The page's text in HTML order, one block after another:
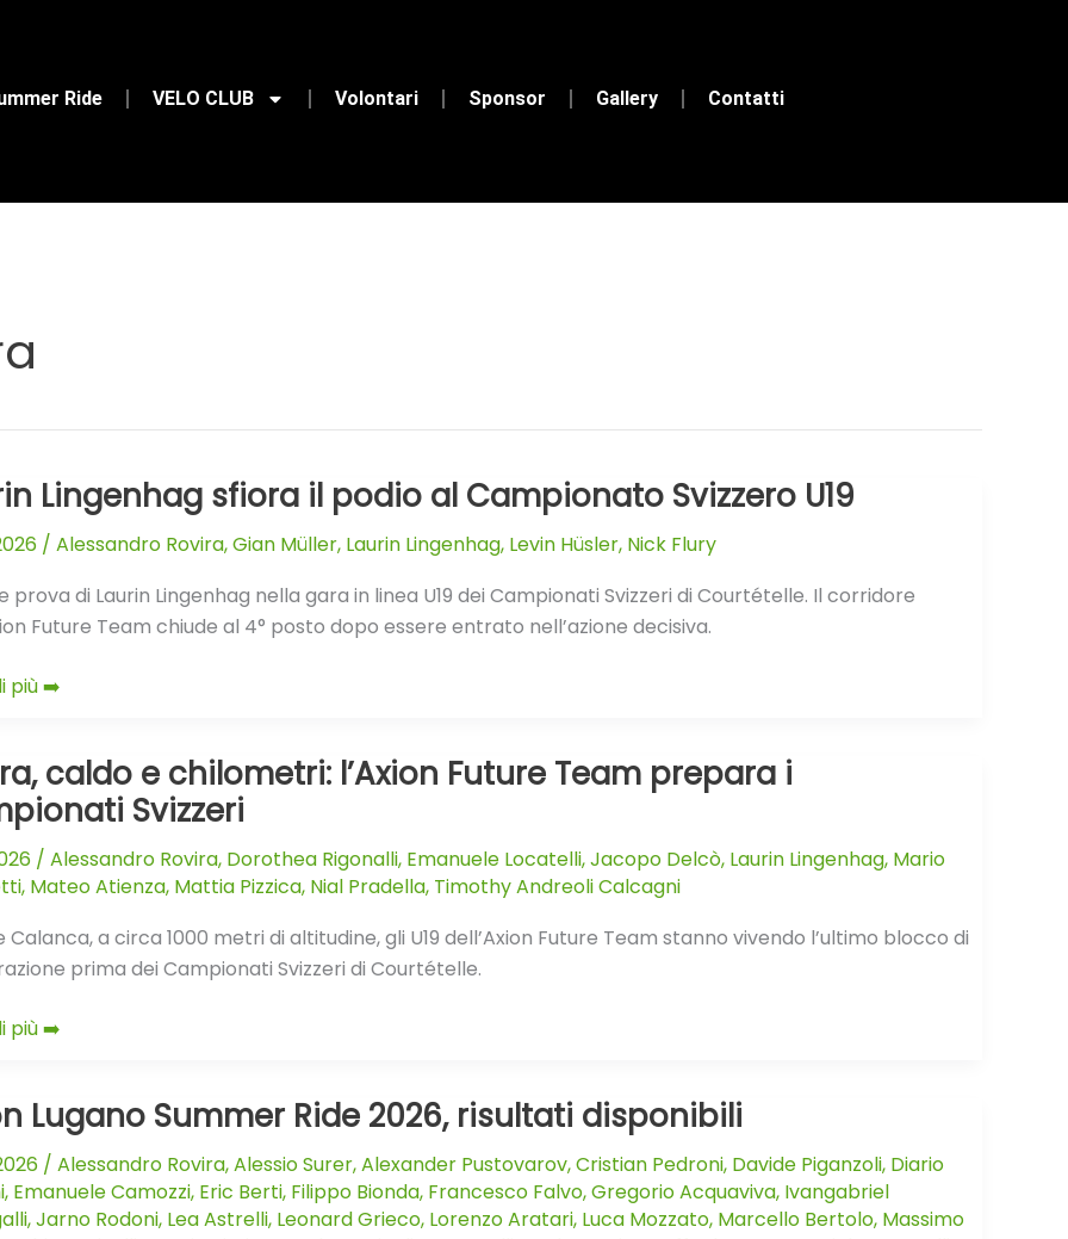
Ride VELO CLUB Volontari Sponsor Gallery Contatti
Lingenhag sfiora il podio al Campionato Svizzero U19
/ Alessandro Rovira,Gian Müller, Laurin Lingenhag, Levin Hüsler, Nick Flury
prova di Laurin Lingenhag nella gara in linea U19 dei Campionati Svizzeri di Courtételle. Il corridore
Future Team chiude al 4° posto dopo essere entrato nell’azione decisiva.
più ➡️
caldo e chilometri: l’Axion Future Team prepara i
Svizzeri
/ Alessandro Rovira, Dorothea Rigonalli, Emanuele Locatelli,Jacopo Delcò, Laurin Lingenhag, Mario
, Mateo Atienza, Mattia Pizzica, Nial Pradella, Timothy Andreoli Calcagni
Calanca, a circa 1000 metri di altitudine, gli U19 dell’Axion Future Team stanno vivendo l’ultimo blocco di
prima dei Campionati Svizzeri di Courtételle.
più ➡️
Lugano Summer Ride 2026, risultati disponibili
/ Alessandro Rovira,Alessio Surer,Alexander Pustovarov,Cristian Pedroni, Davide Piganzoli, Diario
, Emanuele Camozzi, Eric Berti, Filippo Bionda, Francesco Falvo,Gregorio Acquaviva, Ivangabriel
,Jarno Rodoni, Lea Astrelli, Leonard Grieco, Lorenzo Aratari, Luca Mozzato, Marcello Bertolo, Massimo